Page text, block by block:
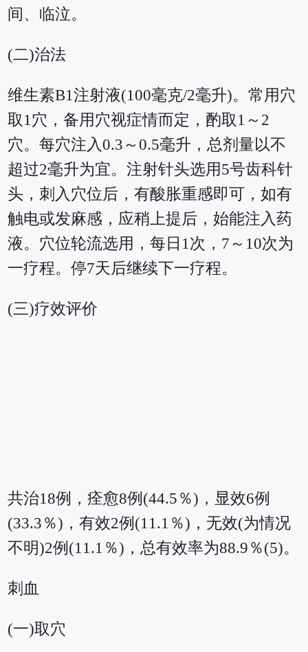
间、临泣。
(二)治法
维生素B1注射液(100毫克/2毫升)。常用穴
取1穴，备用穴视症情而定，酌取1～2
穴。每穴注入0.3～0.5毫升，总剂量以不
超过2毫升为宜。注射针头选用5号齿科针
头，刺入穴位后，有酸胀重感即可，如有
触电或发麻感，应稍上提后，始能注入药
液。穴位轮流选用，每日1次，7～10次为
一疗程。停7天后继续下一疗程。
(三)疗效评价
共治18例，痊愈8例(44.5％)，显效6例
(33.3％)，有效2例(11.1％)，无效(为情况
不明)2例(11.1％)，总有效率为88.9％(5)。
刺血
(一)取穴